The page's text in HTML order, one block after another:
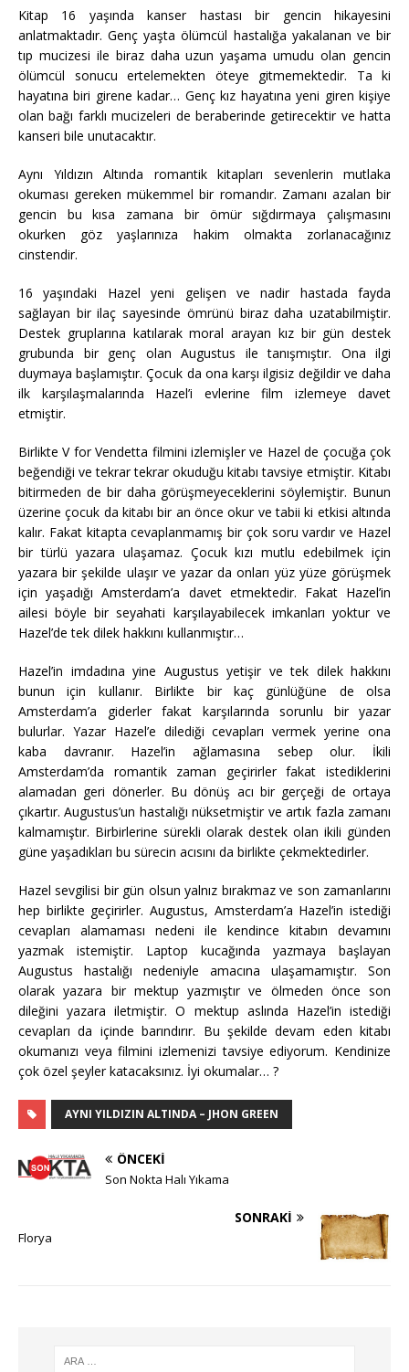
Kitap 16 yaşında kanser hastası bir gencin hikayesini
anlatmaktadır. Genç yaşta ölümcül hastalığa yakalanan ve bir
tıp mucizesi ile biraz daha uzun yaşama umudu olan gencin
ölümcül sonucu ertelemekten öteye gitmemektedir. Ta ki
hayatına biri girene kadar… Genç kız hayatına yeni giren kişiye
olan bağı farklı mucizeleri de beraberinde getirecektir ve hatta
kanseri bile unutacaktır.
Aynı Yıldızın Altında romantik kitapları sevenlerin mutlaka
okuması gereken mükemmel bir romandır. Zamanı azalan bir
gencin bu kısa zamana bir ömür sığdırmaya çalışmasını
okurken göz yaşlarınıza hakim olmakta zorlanacağınız
cinstendir.
16 yaşındaki Hazel yeni gelişen ve nadir hastada fayda
sağlayan bir ilaç sayesinde ömrünü biraz daha uzatabilmiştir.
Destek gruplarına katılarak moral arayan kız bir gün destek
grubunda bir genç olan Augustus ile tanışmıştır. Ona ilgi
duymaya başlamıştır. Çocuk da ona karşı ilgisiz değildir ve daha
ilk karşılaşmalarında Hazel’i evlerine film izlemeye davet
etmiştir.
Birlikte V for Vendetta filmini izlemişler ve Hazel de çocuğa çok
beğendiği ve tekrar tekrar okuduğu kitabı tavsiye etmiştir. Kitabı
bitirmeden de bir daha görüşmeyeceklerini söylemiştir. Bunun
üzerine çocuk da kitabı bir an önce okur ve tabii ki etkisi altında
kalır. Fakat kitapta cevaplanmamış bir çok soru vardır ve Hazel
bir türlü yazara ulaşamaz. Çocuk kızı mutlu edebilmek için
yazara bir şekilde ulaşır ve yazar da onları yüz yüze görüşmek
için yaşadığı Amsterdam’a davet etmektedir. Fakat Hazel’in
ailesi böyle bir seyahati karşılayabilecek imkanları yoktur ve
Hazel’de tek dilek hakkını kullanmıştır…
Hazel’in imdadına yine Augustus yetişir ve tek dilek hakkını
bunun için kullanır. Birlikte bir kaç günlüğüne de olsa
Amsterdam’a giderler fakat karşılarında sorunlu bir yazar
bulurlar. Yazar Hazel’e dilediği cevapları vermek yerine ona
kaba davranır. Hazel’in ağlamasına sebep olur. İkili
Amsterdam’da romantik zaman geçirirler fakat istediklerini
alamadan geri dönerler. Bu dönüş acı bir gerçeği de ortaya
çıkartır. Augustus’un hastalığı nüksetmiştir ve artık fazla zamanı
kalmamıştır. Birbirlerine sürekli olarak destek olan ikili günden
güne yaşadıkları bu sürecin acısını da birlikte çekmektedirler.
Hazel sevgilisi bir gün olsun yalnız bırakmaz ve son zamanlarını
hep birlikte geçirirler. Augustus, Amsterdam’a Hazel’in istediği
cevapları alamaması nedeni ile kendince kitabın devamını
yazmak istemiştir. Laptop kucağında yazmaya başlayan
Augustus hastalığı nedeniyle amacına ulaşamamıştır. Son
olarak yazara bir mektup yazmıştır ve ölmeden önce son
dileğini yazara iletmiştir. O mektup aslında Hazel’in istediği
cevapları da içinde barındırır. Bu şekilde devam eden kitabı
okumanızı veya filmini izlemenizi tavsiye ediyorum. Kendinize
çok özel şeyler katacaksınız. İyi okumalar… ?
AYNI YILDIZIN ALTINDA – JHON GREEN
ÖNCEKI
Son Nokta Halı Yıkama
SONRAKI
Florya